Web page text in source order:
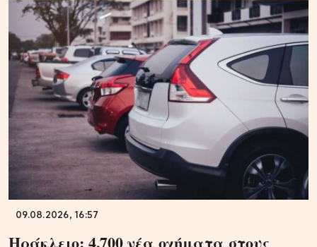
09.08.2026, 16:57
Ηράκλειο: 4.700 νέα οχήματα στους